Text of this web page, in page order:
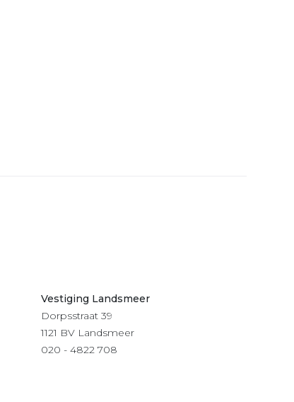
Vestiging Landsmeer
Dorpsstraat 39
1121 BV Landsmeer
020 - 4822 708